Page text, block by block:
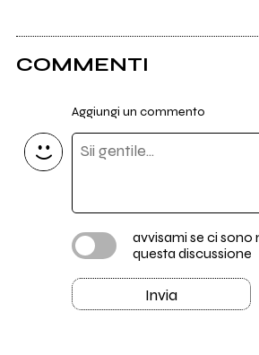
COMMENTI
Aggiungi un commento
avvisami se ci sono
questa discussione
Invia